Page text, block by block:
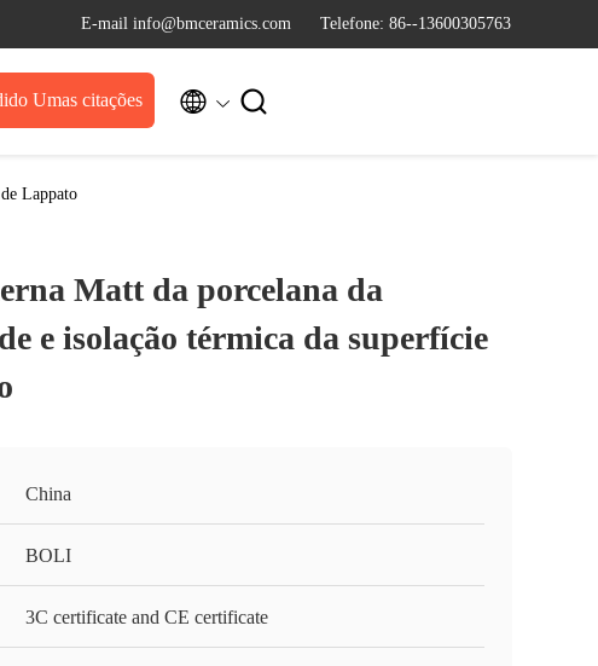
E-mail info@bmceramics.com Telefone: 86--13600305763
Umas citações  
Lappato
Matt da porcelana da
e isolação térmica da superfície
China
BOLI
3C certificate and CE certificate